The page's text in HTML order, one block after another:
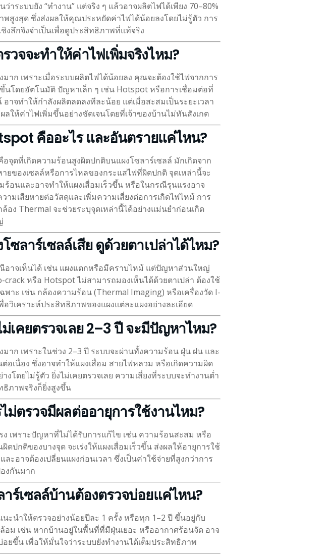
าระบบยัง “ทำงาน” แต่จริง ๆ แล้วอาจผลิตไฟได้เพียง 70–80%
พสูงสุด ซึ่งส่งผลให้คุณประหยัดค่าไฟได้น้อยลงโดยไม่รู้ตัว การ
ชิงลึกจึงจำเป็นเพื่อดูประสิทธิภาพที่แท้จริง
วจจะทำให้ค่าไฟเพิ่มจริงไหม?
มาก เพราะเมื่อระบบผลิตไฟได้น้อยลง คุณจะต้องใช้ไฟจากการ
นโดยอัตโนมัติ ปัญหาเล็ก ๆ เช่น Hotspot หรือการเชื่อมต่อที่
าจทำให้กำลังผลิตลดลงทีละน้อย แต่เมื่อสะสมเป็นระยะเวลา
ลให้ค่าไฟเพิ่มขึ้นอย่างชัดเจนโดยที่เจ้าของบ้านไม่ทันสังเกต
คืออะไร และอันตรายแค่ไหน?
จุดที่เกิดความร้อนสูงผิดปกติบนแผงโซลาร์เซลล์ มักเกิดจาก
ายของเซลล์หรือการไหลของกระแสไฟที่ผิดปกติ จุดเหล่านี้จะ
ร้อนและอาจทำให้แผงเสื่อมเร็วขึ้น หรือในกรณีรุนแรงอาจ
ามเสียหายต่อวัสดุและเพิ่มความเสี่ยงต่อการเกิดไฟไหม้ การ
ล้อง Thermal จะช่วยระบุจุดเหล่านี้ได้อย่างแม่นยำก่อนเกิด
ซลาร์เซลล์เสีย ดูด้วยตาเปล่าได้ไหม?
อาจเห็นได้ เช่น แผงแตกหรือมีคราบไหม้ แต่ปัญหาส่วนใหญ่
crack หรือ Hotspot ไม่สามารถมองเห็นได้ด้วยตาเปล่า ต้องใช้
ฉพาะ เช่น กล้องความร้อน (Thermal Imaging) หรือเครื่องวัด I-
อวิเคราะห์ประสิทธิภาพของแผงแต่ละแผงอย่างละเอียด
เคยตรวจเลย 2–3 ปี จะมีปัญหาไหม?
มาก เพราะในช่วง 2–3 ปี ระบบจะผ่านทั้งความร้อน ฝุ่น ฝน และ
ต่อเนื่อง ซึ่งอาจทำให้แผงเสื่อม สายไฟหลวม หรือเกิดความผิด
งโดยไม่รู้ตัว ยิ่งไม่เคยตรวจเลย ความเสี่ยงที่ระบบจะทำงานต่ำ
ธิภาพจริงก็ยิ่งสูงขึ้น
ม่ตรวจมีผลต่ออายุการใช้งานไหม?
ง เพราะปัญหาที่ไม่ได้รับการแก้ไข เช่น ความร้อนสะสม หรือ
ดปกติของบางจุด จะเร่งให้แผงเสื่อมเร็วขึ้น ส่งผลให้อายุการใช้
ละอาจต้องเปลี่ยนแผงก่อนเวลา ซึ่งเป็นค่าใช้จ่ายที่สูงกว่าการ
งกันมาก
าร์เซลล์บ้านต้องตรวจบ่อยแค่ไหน?
นะนำให้ตรวจอย่างน้อยปีละ 1 ครั้ง หรือทุก 1–2 ปี ขึ้นอยู่กับ
อม เช่น หากบ้านอยู่ในพื้นที่ที่มีฝุ่นเยอะ หรืออากาศร้อนจัด อาจ
อยขึ้น เพื่อให้มั่นใจว่าระบบยังทำงานได้เต็มประสิทธิภาพ